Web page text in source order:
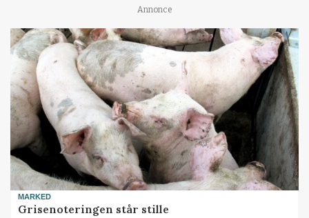
Annonce
MARKED
Grisenoteringen står stille